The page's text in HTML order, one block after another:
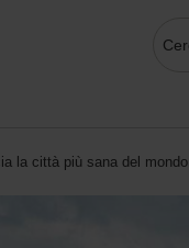
la città più sana del mondo